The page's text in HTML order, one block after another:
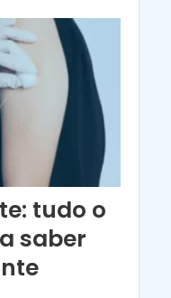
tudo o
saber